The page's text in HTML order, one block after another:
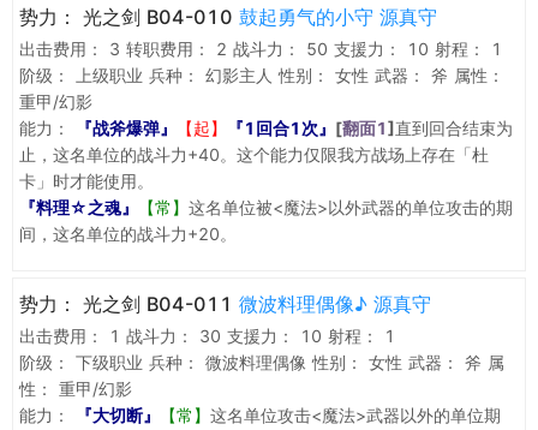
势力： 光之剑 B04-010 鼓起勇气的小守 源真守
出击费用： 3 转职费用： 2 战斗力： 50 支援力： 10 射程：
1
阶级：
上级职业 兵种： 幻影主人 性别： 女性 武器： 斧 属性：
重甲/幻影
能力：
『战斧爆弹』 【起】 『1回合1次』 [翻面1]直到回合结束为
止，这名单位的战斗力+40。这个能力仅限我方战场上存在「杜
卡」时才能使用。
『料理☆之魂』
【常】 这名单位被<魔法>以外武器的单位攻击的期
间，这名单位的战斗力+20。
势力： 光之剑 B04-011 微波料理偶像♪ 源真守
出击费用： 1 战斗力： 30 支援力： 10 射程：
1
阶级：
下级职业 兵种： 微波料理偶像 性别： 女性 武器： 斧 属
性：
重甲/幻影
能力：
『大切断』 【常】 这名单位攻击<魔法>武器以外的单位期